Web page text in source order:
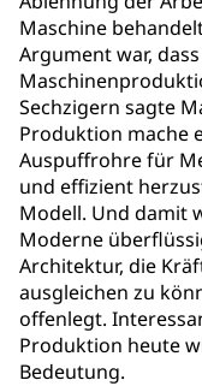
Maschine
Argument war,
Sechzigern sagte
Produktion mache
Auspuffrohre für
und effizient
Modell. Und damit
Moderne
Architektur, die
ausgleichen zu
offenlegt.
Produktion heute
Bedeutung.